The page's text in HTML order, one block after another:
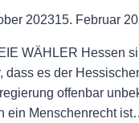
202315. Februar
WÄHLER Hessen
dass es der
offenbar
ein Menschenrecht